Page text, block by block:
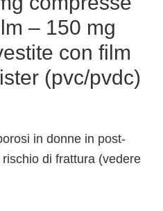
– 150 mg
con film
(pvc/pvdc)
in donne in post-
di frattura (vedere